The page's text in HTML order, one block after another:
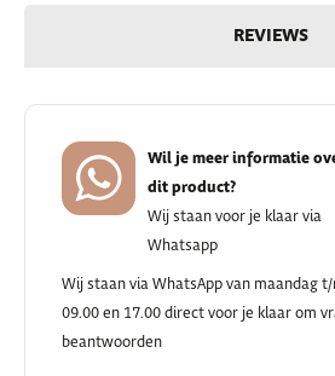
REVIEWS
Wil je meer informatie
dit product?
Wij staan voor je klaar via
Whatsapp
Wij staan via WhatsApp van maandag
09.00 en 17.00 direct voor je klaar om
beantwoorden